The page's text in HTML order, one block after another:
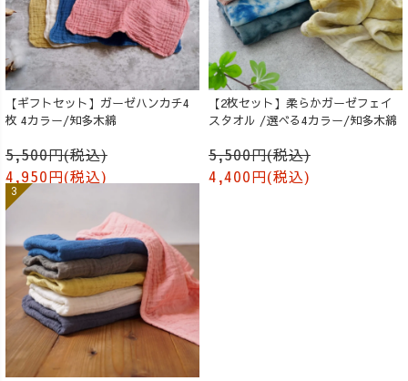
【ギフトセット】ガーゼハンカチ4
枚 4カラー/知多木綿
5,500円(税込)
4,950円(税込)
【2枚セット】柔らかガーゼフェイ
スタオル /選べる4カラー/知多木綿
5,500円(税込)
4,400円(税込)